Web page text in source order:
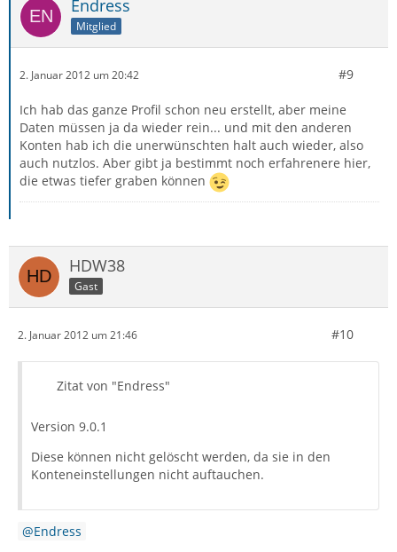
Endress
Mitglied
2. Januar 2012 um 20:42 #9
Ich hab das ganze Profil schon neu erstellt, aber meine
Daten müssen ja da wieder rein... und mit den anderen
Konten hab ich die unerwünschten halt auch wieder, also
auch nutzlos. Aber gibt ja bestimmt noch erfahrenere hier,
die etwas tiefer graben können
HDW38
Gast
2. Januar 2012 um 21:46 #10
Zitat von "Endress"
Version 9.0.1
Diese können nicht gelöscht werden, da sie in den
Konteneinstellungen nicht auftauchen.
Endress